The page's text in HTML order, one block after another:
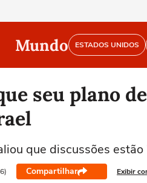
Mundo ESTADOS UNIDOS
seu plano
que discussões
Compartilhar Exibir